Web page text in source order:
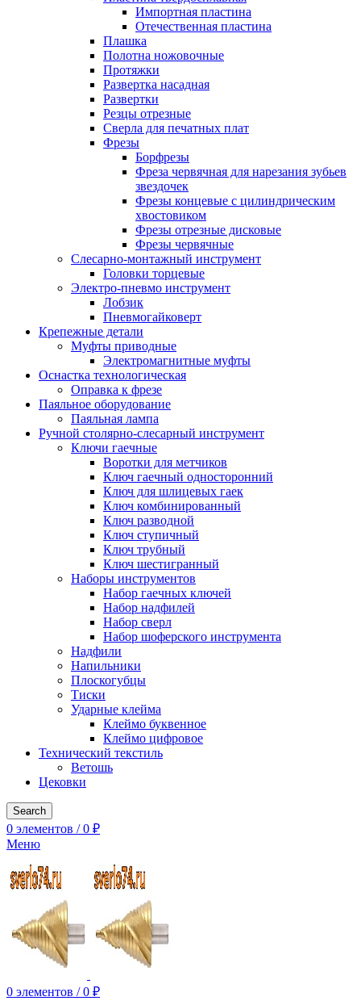
Импортная пластина
Отечественная пластина
Плашка
Полотна ножовочные
Протяжки
Развертка насадная
Развертки
Резцы отрезные
Сверла для печатных плат
Фрезы
Борфрезы
Фреза червячная для нарезания зубьев
звездочек
Фрезы концевые с цилиндрическим
хвостовиком
Фрезы отрезные дисковые
Фрезы червячные
Слесарно-монтажный инструмент
Головки торцевые
Электро-пневмо инструмент
Лобзик
Пневмогайковерт
Крепежные детали
Муфты приводные
Электромагнитные муфты
Оснастка технологическая
Оправка к фрезе
Паяльное оборудование
Паяльная лампа
Ручной столярно-слесарный инструмент
Ключи гаечные
Воротки для метчиков
Ключ гаечный односторонний
Ключ для шлицевых гаек
Ключ комбинированный
Ключ разводной
Ключ ступичный
Ключ трубный
Ключ шестигранный
Наборы инструментов
Набор гаечных ключей
Набор надфилей
Набор сверл
Набор шоферского инструмента
Надфили
Напильники
Плоскогубцы
Тиски
Ударные клейма
Клеймо буквенное
Клеймо цифровое
Технический текстиль
Ветошь
Цековки
Search
0 элементов / 0 ₽
Меню
0 элементов / 0 ₽